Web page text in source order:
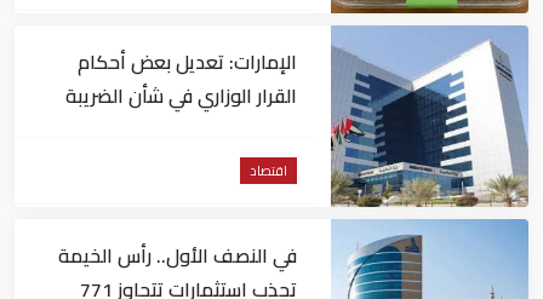
الإمارات: تعديل بعض أحكام
القرار الوزاري في شأن الضريبة
اقتصاد
في النصف الأول.. رأس الخيمة
تجذب استثمارات تتجاوز 771